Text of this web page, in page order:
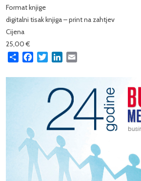
Format knjige
digitalni tisak knjiga – print na zahtjev
Cijena
25,00 €
Share FacebookTwitterLinkedIn